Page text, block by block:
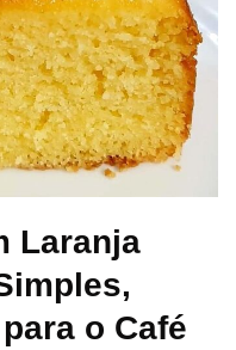
Laranja
o Café